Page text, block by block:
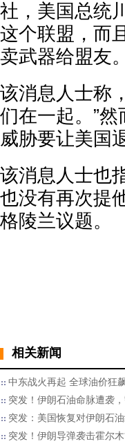
社，美国总统
这个联盟，而
卖武器给盟友。
该消息人士称
们在一起。”
威胁要让美国
该消息人士也
也没有再次提
格陵兰议题。
相关新闻
中东战火再起 全球油价狂
突发！伊朗石油命脉遭袭
突发：美国恢复对伊朗石
突发！伊朗导弹袭击霍尔